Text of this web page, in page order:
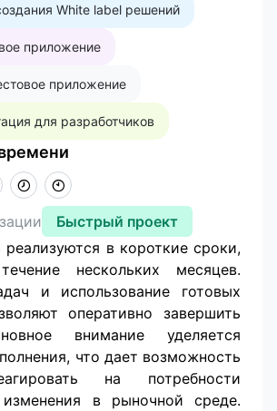
White label решений
приложение
приложение
для разработчиков
Быстрый проект
в короткие сроки,
нескольких месяцев.
и использование готовых
оперативно завершить
внимание уделяется
что дает возможность
на потребности
в рыночной среде.